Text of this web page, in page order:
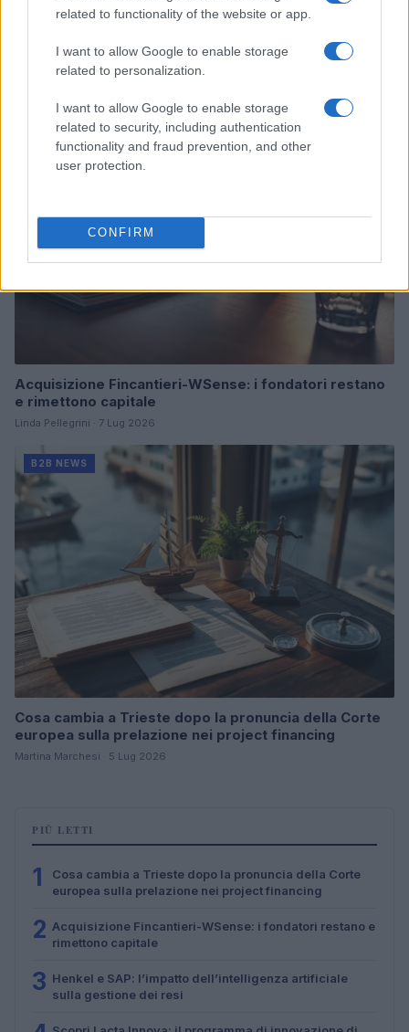
related to functionality of the website or app.
I want to allow Google to enable storage
related to personalization.
I want to allow Google to enable storage
related to security, including authentication
functionality and fraud prevention, and other
user protection.
CONFIRM
Ripensare le tecnologie umanitarie oltre i criteri dei
donatori
B2B NEWS
Acquisizione Fincantieri-WSense: i fondatori restano
e rimettono capitale
Linda Pellegrini · 7 Lug 2026
B2B NEWS
Cosa cambia a Trieste dopo la pronuncia della Corte
europea sulla prelazione nei project financing
Martina Marchesi · 5 Lug 2026
PIÙ LETTI
1
Cosa cambia a Trieste dopo la pronuncia della Corte
europea sulla prelazione nei project financing
2 Acquisizione Fincantieri-WSense: i fondatori restano e
rimettono capitale
3 Henkel e SAP: l’impatto dell’intelligenza artificiale
sulla gestione dei resi